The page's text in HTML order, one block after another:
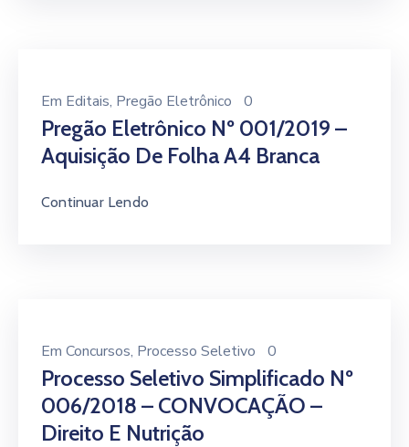
Em Editais‚ Pregão Eletrônico 0
Pregão Eletrônico Nº 001/2019 –
Aquisição De Folha A4 Branca
Continuar Lendo
Em Concursos‚ Processo Seletivo 0
Processo Seletivo Simplificado Nº
006/2018 – CONVOCAÇÃO –
Direito E Nutrição